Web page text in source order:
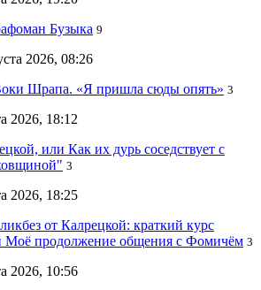
Бузыка 9
2026, 08:26
Шрапа. «Я пришла сюды опять» 3
2026, 18:12
или Как их дурь соседствует с
3
2026, 18:25
от Калрецкой: краткий курс
Моё продолжение общения с Фомичём 3
2026, 10:56